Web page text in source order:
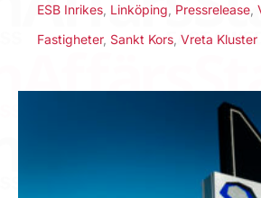
ESB Inrikes Linköping Pressrelease
Fastigheter, Sankt Kors Vreta Kluster